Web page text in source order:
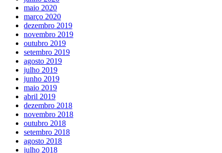
maio 2020
março 2020
dezembro 2019
novembro 2019
outubro 2019
setembro 2019
agosto 2019
julho 2019
junho 2019
maio 2019
abril 2019
dezembro 2018
novembro 2018
outubro 2018
setembro 2018
agosto 2018
julho 2018